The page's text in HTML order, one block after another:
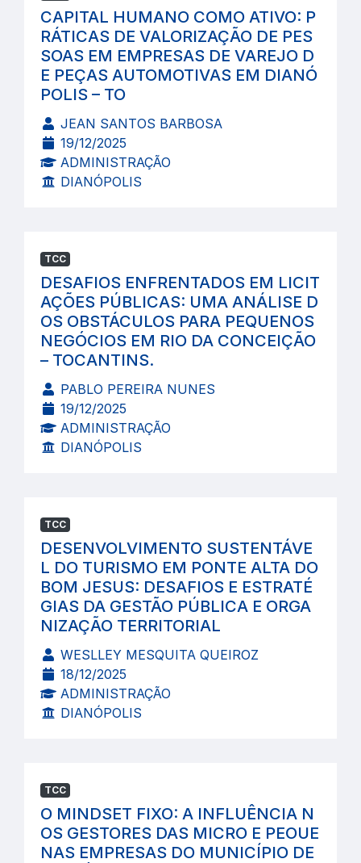
CAPITAL HUMANO COMO ATIVO: P
RÁTICAS DE VALORIZAÇÃO DE PES
SOAS EM EMPRESAS DE VAREJO D
E PEÇAS AUTOMOTIVAS EM DIANÓ
POLIS – TO
JEAN SANTOS BARBOSA
19/12/2025
ADMINISTRAÇÃO
DIANÓPOLIS
TCC
DESAFIOS ENFRENTADOS EM LICIT
AÇÕES PÚBLICAS: UMA ANÁLISE D
OS OBSTÁCULOS PARA PEQUENOS
NEGÓCIOS EM RIO DA CONCEIÇÃO
– TOCANTINS.
PABLO PEREIRA NUNES
19/12/2025
ADMINISTRAÇÃO
DIANÓPOLIS
TCC
DESENVOLVIMENTO SUSTENTÁVE
L DO TURISMO EM PONTE ALTA DO
BOM JESUS: DESAFIOS E ESTRATÉ
GIAS DA GESTÃO PÚBLICA E ORGA
NIZAÇÃO TERRITORIAL
WESLLEY MESQUITA QUEIROZ
18/12/2025
ADMINISTRAÇÃO
DIANÓPOLIS
TCC
O MINDSET FIXO: A INFLUÊNCIA N
OS GESTORES DAS MICRO E PEOUE
NAS EMPRESAS DO MUNICÍPIO DE